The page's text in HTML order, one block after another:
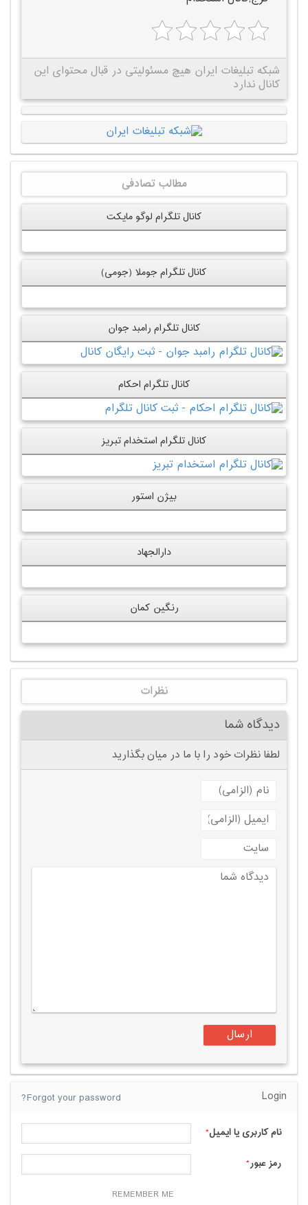
شبکه تبلیغات ایران هیچ مسئولیتی در قبال محتوای این
کانال ندارد
مطالب تصادفی
کانال تلگرام لوگو مایکت
کانال تلگرام جوملا (جومی)
کانال تلگرام رامبد جوان
کانال تلگرام احکام
کانال تلگرام استخدام تبریز
بیژن استور
دارالجهاد
رنگین کمان
نظرات
دیدگاه شما
لطفا نظرات خود را با ما در میان بگذارید
Login
Forgot your password?
نام کاربری یا ایمیل*
رمز عبور*
REMEMBER ME